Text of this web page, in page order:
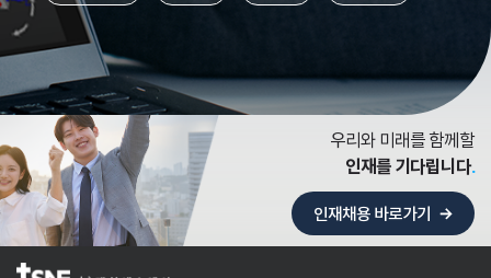
우리와 미래를 함께할
인재를 기다립니다
인재채용 바로가기